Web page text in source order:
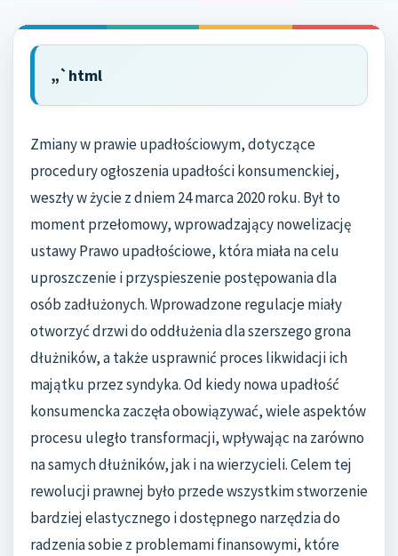
„`html
Zmiany w prawie upadłościowym, dotyczące
procedury ogłoszenia upadłości konsumenckiej,
weszły w życie z dniem 24 marca 2020 roku. Był to
moment przełomowy, wprowadzający nowelizację
ustawy Prawo upadłościowe, która miała na celu
uproszczenie i przyspieszenie postępowania dla
osób zadłużonych. Wprowadzone regulacje miały
otworzyć drzwi do oddłużenia dla szerszego grona
dłużników, a także usprawnić proces likwidacji ich
majątku przez syndyka. Od kiedy nowa upadłość
konsumencka zaczęła obowiązywać, wiele aspektów
procesu uległo transformacji, wpływając na zarówno
na samych dłużników, jak i na wierzycieli. Celem tej
rewolucji prawnej było przede wszystkim stworzenie
bardziej elastycznego i dostępnego narzędzia do
radzenia sobie z problemami finansowymi, które